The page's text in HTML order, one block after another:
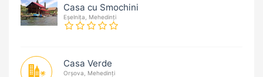
Casa cu Smochini
Eșelnița, Mehedinți
Casa Verde
Orșova, Mehedinți